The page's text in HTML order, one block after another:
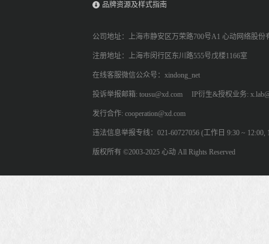
品牌资源及样式指南
公司地址：上海市静安区万荣路700号A1 心动网络股份
注册地址：上海市闵行区东川路555号戊楼1166室
在线客服微信公众号：xindong_net
投诉举报邮箱: tousu@xd.com IP衍生&授权业务:
发行合作: cooperation@xd.com
违法信息举报专线：021-60727056 (工作日 9:30 ~ 12:00,
版权所有 ©2003-2025 心动 All Rights Reserved